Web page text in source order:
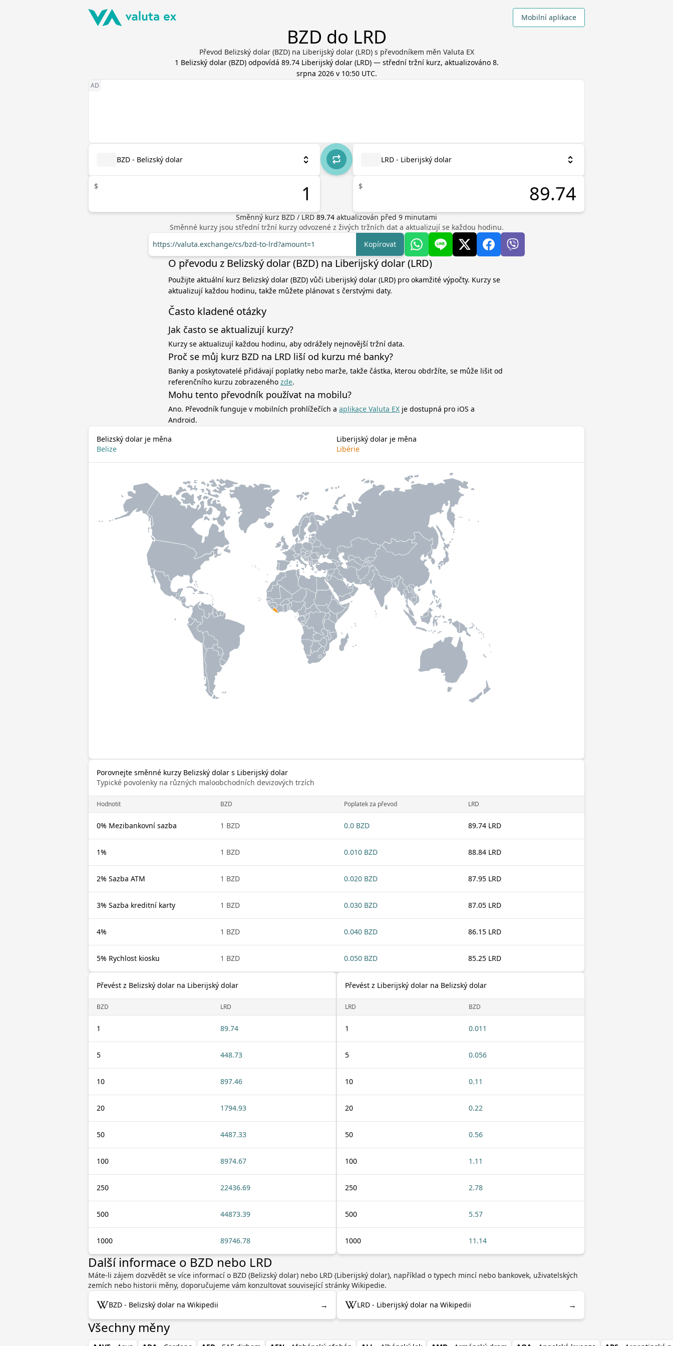
Mobilní aplikace
BZD do LRD
Převod Belizský dolar (BZD) na Liberijský dolar (LRD) s převodníkem měn Valuta EX
1 Belizský dolar(BZD) odpovídá 89.74 Liberijský dolar(LRD) — střední tržní kurz, aktualizováno 8.
srpna 2026 v 10:50 UTC.
BZD - Belizský dolar
$
LRD - Liberijský dolar
$
Směnný kurz BZD / LRD 89.74 aktualizován před 9 minutami
Směnné kurzy jsou střední tržní kurzy odvozené z živých tržních dat a aktualizují se každou hodinu.
https://valuta.exchange/cs/bzd-to-lrd?amount=1
Kopírovat
O převodu z Belizský dolar (BZD) na Liberijský dolar (LRD)
Použijte aktuální kurz Belizský dolar (BZD) vůči Liberijský dolar (LRD) pro okamžité výpočty. Kurzy se
aktualizují každou hodinu, takže můžete plánovat s čerstvými daty.
Často kladené otázky
Jak často se aktualizují kurzy?
Kurzy se aktualizují každou hodinu, aby odrážely nejnovější tržní data.
Proč se můj kurz BZD na LRD liší od kurzu mé banky?
Banky a poskytovatelé přidávají poplatky nebo marže, takže částka, kterou obdržíte, se může lišit od
referenčního kurzu zobrazeného zde.
Mohu tento převodník používat na mobilu?
Ano. Převodník funguje v mobilních prohlížečích a aplikace Valuta EX je dostupná pro iOS a
Android.
Belizský dolar je měna
Belize
Liberijský dolar je měna
Libérie
Porovnejte směnné kurzy Belizský dolar s Liberijský dolar
Typické povolenky na různých maloobchodních devizových trzích
Hodnotit BZD Poplatek za převod LRD
0% Mezibankovní sazba 1 BZD 0.0 BZD 89.74 LRD
1% 1 BZD 0.010 BZD 88.84 LRD
2% Sazba ATM 1 BZD 0.020 BZD 87.95 LRD
3% Sazba kreditní karty 1 BZD 0.030 BZD 87.05 LRD
4% 1 BZD 0.040 BZD 86.15 LRD
5% Rychlost kiosku 1 BZD 0.050 BZD 85.25 LRD
Převést z Belizský dolar na Liberijský dolar
BZD LRD
1 89.74
5 448.73
10 897.46
20 1794.93
50 4487.33
100 8974.67
250 22436.69
500 44873.39
1000 89746.78
Převést z Liberijský dolar na Belizský dolar
LRD BZD
1 0.011
5 0.056
10 0.11
20 0.22
50 0.56
100 1.11
250 2.78
500 5.57
1000 11.14
Další informace o BZD nebo LRD
Máte-li zájem dozvědět se více informací o BZD (Belizský dolar) nebo LRD (Liberijský dolar), například o typech mincí nebo bankovek, uživatelských
zemích nebo historii měny, doporučujeme vám konzultovat související stránky Wikipedie.
BZD - Belizský dolar na Wikipedii → LRD - Liberijský dolar na Wikipedii →
Všechny měny